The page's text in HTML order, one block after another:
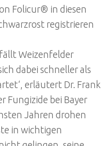
Folicur® in diesen
registrieren
Weizenfelder
dabei schneller als
erläutert Dr. Frank
Fungizide bei Bayer
Jahren drohen
in wichtigen